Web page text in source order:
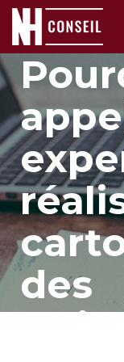
Main
Navigation
des